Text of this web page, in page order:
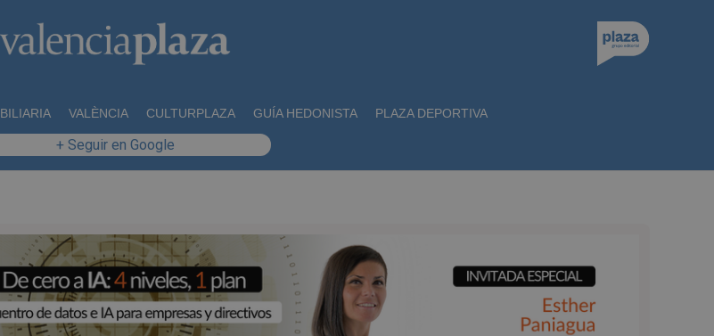
VALÈNCIA CULTURPLAZA GUÍA HEDONISTA PLAZA DEPORTIVA
+ Seguir en Google